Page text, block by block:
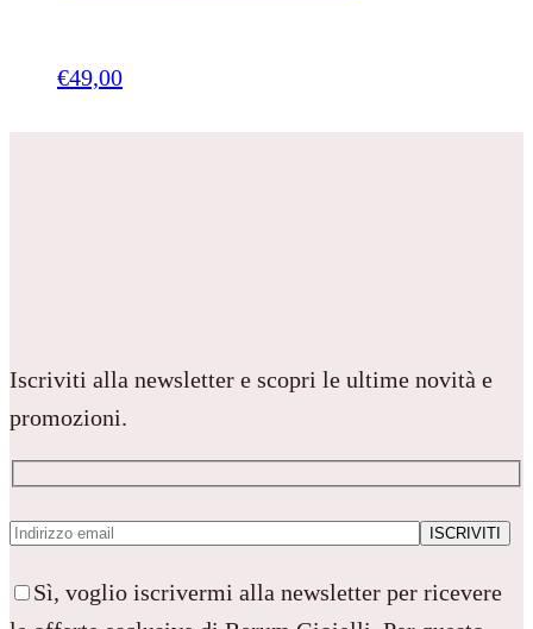
€49,00
Iscriviti alla newsletter e scopri le ultime novità e
promozioni.
Sì, voglio iscrivermi alla newsletter per ricevere